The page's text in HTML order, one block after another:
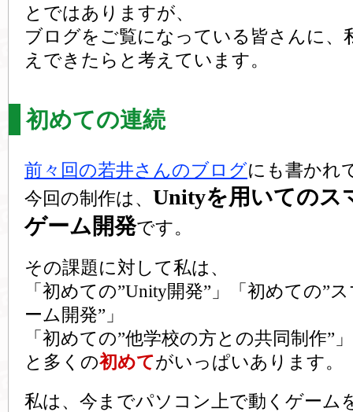
とではありますが、
ブログをご覧になっている皆さんに、
えできたらと考えています。
初めての連続
前々回の若井さんのブログにも書かれ
今回の制作は、 Unityを用いてのス
ゲーム開発です。
その課題に対して私は、
「初めての”Unity開発”」「初めての”
ーム開発”」
「初めての”他学校の方との共同制作”
と多くの初めてがいっぱいあります。
私は、今までパソコン上で動くゲーム